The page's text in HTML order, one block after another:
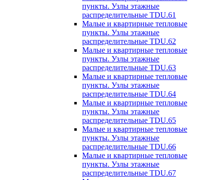
пункты. Узлы этажные
распределительные TDU.61
Малые и квартирные тепловые
пункты. Узлы этажные
распределительные TDU.62
Малые и квартирные тепловые
пункты. Узлы этажные
распределительные TDU.63
Малые и квартирные тепловые
пункты. Узлы этажные
распределительные TDU.64
Малые и квартирные тепловые
пункты. Узлы этажные
распределительные TDU.65
Малые и квартирные тепловые
пункты. Узлы этажные
распределительные TDU.66
Малые и квартирные тепловые
пункты. Узлы этажные
распределительные TDU.67